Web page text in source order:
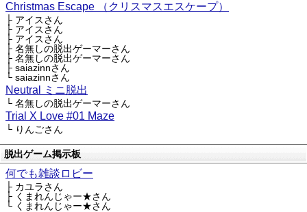
Christmas Escape （クリスマスエスケープ）
├ アイスさん
├ アイスさん
├ アイスさん
├ 名無しの脱出ゲーマーさん
├ 名無しの脱出ゲーマーさん
├ saiazinnさん
└ saiazinnさん
Neutral ミニ脱出
└ 名無しの脱出ゲーマーさん
Trial X Love #01 Maze
└ りんごさん
脱出ゲーム掲示板
何でも雑談ロビー
├ カユラさん
├ くまれんじゃー★さん
└ くまれんじゃー★さん